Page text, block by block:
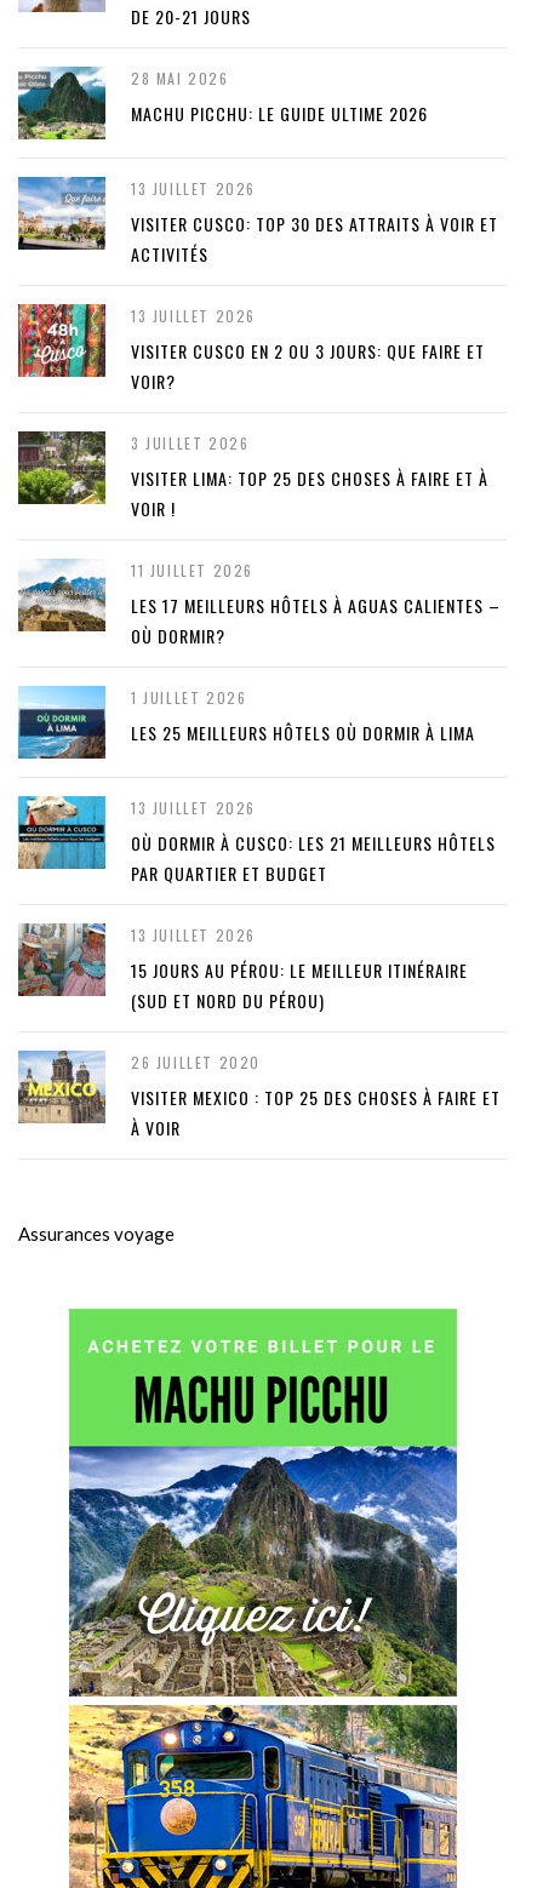
DE 20-21 JOURS
28 MAI 2026
MACHU PICCHU: LE GUIDE ULTIME 2026
13 JUILLET 2026
VISITER CUSCO: TOP 30 DES ATTRAITS À VOIR ET
ACTIVITÉS
13 JUILLET 2026
VISITER CUSCO EN 2 OU 3 JOURS: QUE FAIRE ET
VOIR?
3 JUILLET 2026
VISITER LIMA: TOP 25 DES CHOSES À FAIRE ET À
VOIR !
11 JUILLET 2026
LES 17 MEILLEURS HÔTELS À AGUAS CALIENTES –
OÙ DORMIR?
1 JUILLET 2026
LES 25 MEILLEURS HÔTELS OÙ DORMIR À LIMA
13 JUILLET 2026
OÙ DORMIR À CUSCO: LES 21 MEILLEURS HÔTELS
PAR QUARTIER ET BUDGET
13 JUILLET 2026
15 JOURS AU PÉROU: LE MEILLEUR ITINÉRAIRE
(SUD ET NORD DU PÉROU)
26 JUILLET 2020
VISITER MEXICO : TOP 25 DES CHOSES À FAIRE ET
À VOIR
Assurances voyage